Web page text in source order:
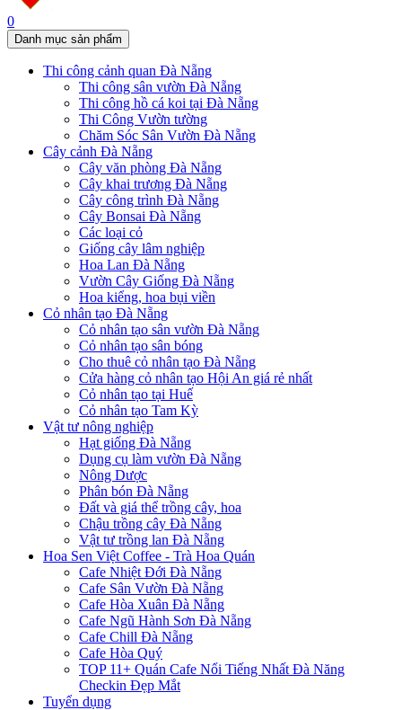
0
Danh mục sản phẩm
Thi công cảnh quan Đà Nẵng
Thi công sân vườn Đà Nẵng
Thi công hồ cá koi tại Đà Nẵng
Thi Công Vườn tường
Chăm Sóc Sân Vườn Đà Nẵng
Cây cảnh Đà Nẵng
Cây văn phòng Đà Nẵng
Cây khai trương Đà Nẵng
Cây công trình Đà Nẵng
Cây Bonsai Đà Nẵng
Các loại cỏ
Giống cây lâm nghiệp
Hoa Lan Đà Nẵng
Vườn Cây Giống Đà Nẵng
Hoa kiểng, hoa bụi viền
Cỏ nhân tạo Đà Nẵng
Cỏ nhân tạo sân vườn Đà Nẵng
Cỏ nhân tạo sân bóng
Cho thuê cỏ nhân tạo Đà Nẵng
Cửa hàng cỏ nhân tạo Hội An giá rẻ nhất
Cỏ nhân tạo tại Huế
Cỏ nhân tạo Tam Kỳ
Vật tư nông nghiệp
Hạt giống Đà Nẵng
Dụng cụ làm vườn Đà Nẵng
Nông Dược
Phân bón Đà Nẵng
Đất và giá thể trồng cây, hoa
Chậu trồng cây Đà Nẵng
Vật tư trồng lan Đà Nẵng
Hoa Sen Việt Coffee - Trà Hoa Quán
Cafe Nhiệt Đới Đà Nẵng
Cafe Sân Vườn Đà Nẵng
Cafe Hòa Xuân Đà Nẵng
Cafe Ngũ Hành Sơn Đà Nẵng
Cafe Chill Đà Nẵng
Cafe Hòa Quý
TOP 11+ Quán Cafe Nổi Tiếng Nhất Đà Năng
Checkin Đẹp Mắt
Tuyển dụng